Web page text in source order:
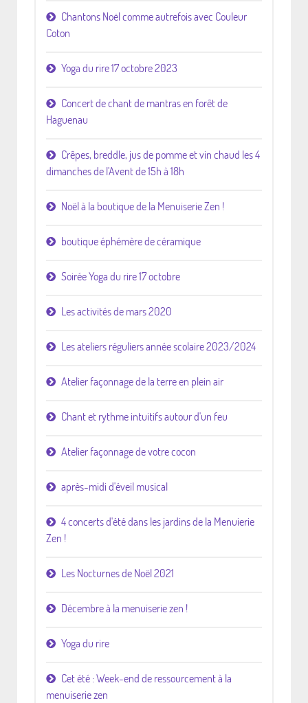
Chantons Noël comme autrefois avec Couleur
Coton
Yoga du rire 17 octobre 2023
Concert de chant de mantras en forêt de
Haguenau
Crêpes, breddle, jus de pomme et vin chaud les 4
dimanches de l'Avent de 15h à 18h
Noël à la boutique de la Menuiserie Zen !
boutique éphémère de céramique
Soirée Yoga du rire 17 octobre
Les activités de mars 2020
Les ateliers réguliers année scolaire 2023/2024
Atelier façonnage de la terre en plein air
Chant et rythme intuitifs autour d'un feu
Atelier façonnage de votre cocon
après-midi d'éveil musical
4 concerts d'été dans les jardins de la Menuierie
Zen !
Les Nocturnes de Noël 2021
Décembre à la menuiserie zen !
Yoga du rire
Cet été : Week-end de ressourcement à la
menuiserie zen